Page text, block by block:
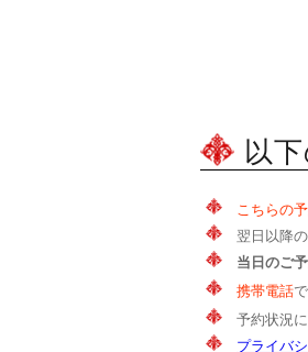
以
こちらの
翌日以降
当日のご
携帯電話
予約状況
プライバ